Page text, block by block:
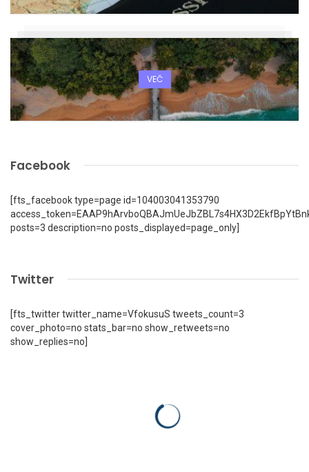
VEČ
Facebook
[fts_facebook type=page id=104003041353790
posts=3 description=no posts_displayed=page_only]
Twitter
[fts_twitter twitter_name=VfokusuS tweets_count=3
cover_photo=no stats_bar=no show_retweets=no
show_replies=no]